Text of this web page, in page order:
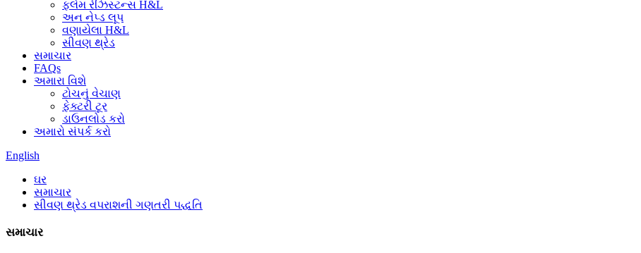
ફ્લેમ રેઝિસ્ટન્સ H&L
અન નેપ્ડ લૂપ
વણાયેલા H&L
સીવણ થ્રેડ
સમાચાર
FAQs
અમારા વિશે
ટોચનું વેચાણ
ફેક્ટરી ટૂર
ડાઉનલોડ કરો
અમારો સંપર્ક કરો
English
ઘર
સમાચાર
સીવણ થ્રેડ વપરાશની ગણતરી પદ્ધતિ
સમાચાર